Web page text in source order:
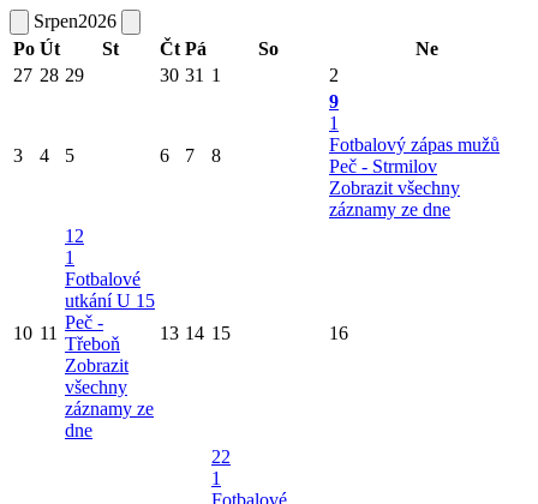
Srpen2026
Po Út St Čt Pá So
Ne
27 28 29 30 31 1 2
3 4 5 6 7 8
9
1
Fotbalový zápas mužů
Peč - Strmilov
Zobrazit všechny
záznamy ze dne
10 11
12
1
Fotbalové
utkání U 15
Peč -
Třeboň
Zobrazit
všechny
záznamy ze
dne
13 14 15 16
22
1